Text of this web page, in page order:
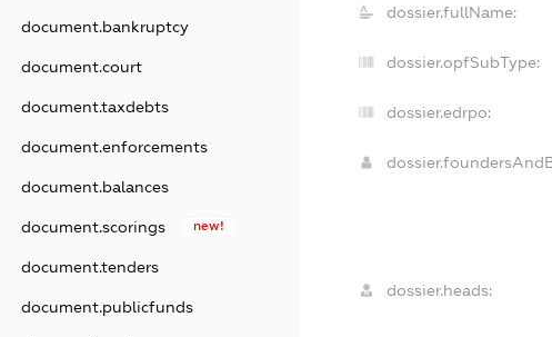
document.bankruptcy
document.court
document.taxdebts
document.enforcements
document.balances
document.scorings new!
document.tenders
document.publicfunds
dossier.fullName:
dossier.opfSubType:
dossier.edrpo:
dossier.heads: